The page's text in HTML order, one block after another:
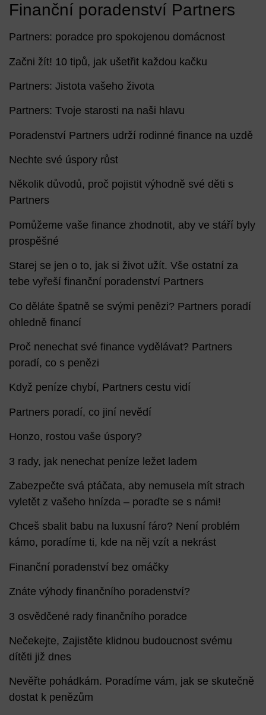
Finanční poradenství Partners
Partners: poradce pro spokojenou domácnost
Začni žít! 10 tipů, jak ušetřit každou kačku
Partners: Jistota vašeho života
Partners: Tvoje starosti na naši hlavu
Poradenství Partners udrží rodinné finance na uzdě
Nechte své úspory růst
Několik důvodů, proč pojistit výhodně své děti s
Partners
Pomůžeme vaše finance zhodnotit, aby ve stáří byly
prospěšné
Starej se jen o to, jak si život užít. Vše ostatní za
tebe vyřeší finanční poradenství Partners
Co děláte špatně se svými penězi? Partners poradí
ohledně financí
Proč nenechat své finance vydělávat? Partners
poradí, co s penězi
Když peníze chybí, Partners cestu vidí
Partners poradí, co jiní nevědí
Honzo, rostou vaše úspory?
3 rady, jak nenechat peníze ležet ladem
Zabezpečte svá ptáčata, aby nemusela mít strach
vyletět z vašeho hnízda – poraďte se s námi!
Chceš sbalit babu na luxusní fáro? Není problém
kámo, poradíme ti, kde na něj vzít a nekrást
Finanční poradenství bez omáčky
Znáte výhody finančního poradenství?
3 osvědčené rady finančního poradce
Nečekejte, Zajistěte klidnou budoucnost svému
dítěti již dnes
Nevěřte pohádkám. Poradíme vám, jak se skutečně
dostat k penězům